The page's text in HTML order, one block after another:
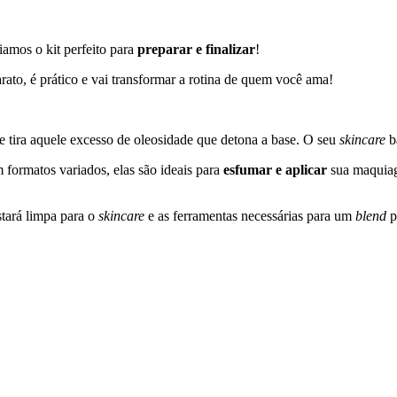
o kit perfeito para preparar e finalizar!
é prático e vai transformar a rotina de quem você ama!
aquele excesso de oleosidade que detona a base. O seu skincare
variados, elas são ideais para esfumar e aplicar sua
limpa para o skincare e as ferramentas necessárias para um blend